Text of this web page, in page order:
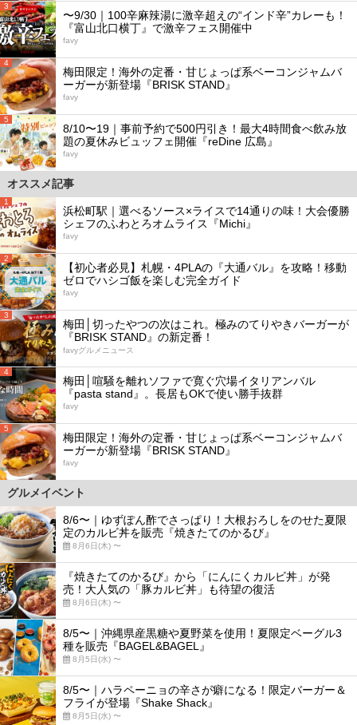
3
〜9/30｜100辛麻辣湯に激辛超えの“インド辛”カレーも！
『富山北口横丁』で激辛フェス開催中
favy
4
梅田限定！海外の定番・甘じょっぱ系ベーコンジャムバ
ーガーが新登場『BRISK STAND』
favy
5
8/10〜19｜事前予約で500円引き！最大4時間食べ飲み放
題の夏休みビュッフェ開催『reDine 広島』
favy
オススメ記事
1
浜松町駅｜選べるソース×ライスで14通りの味！大会優勝
シェフのふわとろオムライス『Michi』
favy
2
【初心者必見】札幌・4PLAの『大通バル』を攻略！移動
ゼロでハシゴ飯を楽しむ完全ガイド
favy
3
梅田│切ったやつの次はこれ。極みのてりやきバーガーが
『BRISK STAND』の新定番！
favyグルメニュース
4
梅田│喧騒を離れソファで寛ぐ穴場イタリアンバル
『pasta stand』。長居もOKで使い勝手抜群
favy
5
梅田限定！海外の定番・甘じょっぱ系ベーコンジャムバ
ーガーが新登場『BRISK STAND』
favy
グルメイベント
8/6〜｜ゆずぽん酢でさっぱり！大根おろしをのせた夏限
定のカルビ丼を販売『焼きたてのかるび』
8月6日(木) 〜
『焼きたてのかるび』から「にんにくカルビ丼」が発
売！大人気の「豚カルビ丼」も待望の復活
8月6日(木) 〜
8/5〜｜沖縄県産黒糖や夏野菜を使用！夏限定ベーグル3
種を販売『BAGEL&BAGEL』
8月5日(水) 〜
8/5〜｜ハラペーニョの辛さが癖になる！限定バーガー＆
フライが登場『Shake Shack』
8月5日(水) 〜